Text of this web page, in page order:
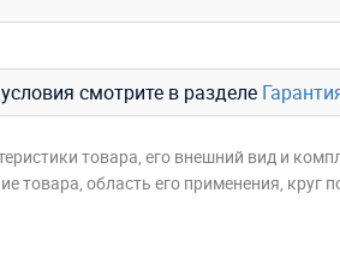
смотрите в разделе
товара, его внешний вид и
товара, область его применения, круг